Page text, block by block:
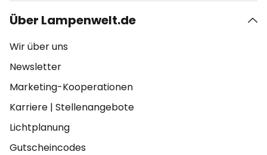
Über Lampenwelt.de
Wir über uns
Newsletter
Marketing-Kooperationen
Karriere | Stellenangebote
Lichtplanung
Gutscheincodes